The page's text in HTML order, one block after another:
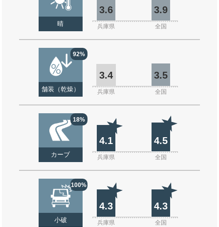
晴
3.6 3.9
兵庫県 全国
92%
舗装（乾燥）
3.4 3.5
兵庫県 全国
18%
カーブ
4.1 4.5
兵庫県 全国
100%
小破
4.3 4.3
兵庫県 全国